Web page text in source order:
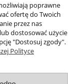
poprawne
ofertę do Twoich
przez nas
dostosować użycie
"Dostosuj zgody".
Polityce